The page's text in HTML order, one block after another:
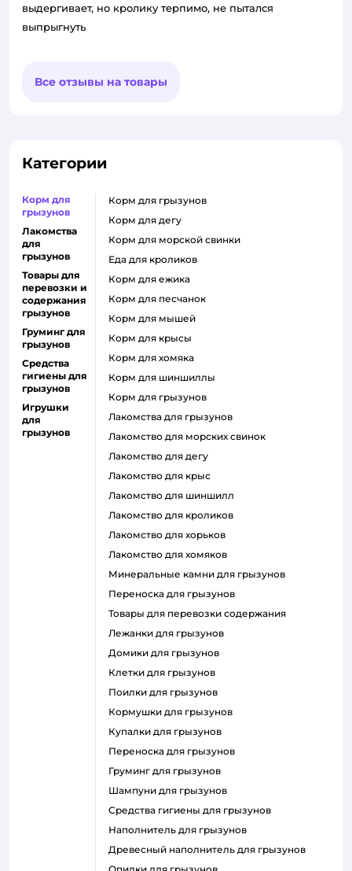
выдергивает, но кролику терпимо, не пытался
выпрыгнуть
Все отзывы на товары
Категории
Корм для
грызунов
Лакомства
для
грызунов
Товары для
перевозки и
содержания
грызунов
Груминг для
грызунов
Средства
гигиены для
грызунов
Игрушки
для
грызунов
корм для грызунов
корм для дегу
корм для морской свинки
еда для кроликов
корм для ежика
корм для песчанок
корм для мышей
корм для крысы
корм для хомяка
корм для шиншиллы
корм для грызунов
лакомства для грызунов
лакомство для морских свинок
лакомство для дегу
лакомство для крыс
лакомство для шиншилл
лакомство для кроликов
лакомство для хорьков
лакомство для хомяков
минеральные камни для грызунов
переноска для грызунов
товары для перевозки содержания
лежанки для грызунов
домики для грызунов
клетки для грызунов
поилки для грызунов
кормушки для грызунов
купалки для грызунов
переноска для грызунов
груминг для грызунов
шампуни для грызунов
средства гигиены для грызунов
наполнитель для грызунов
древесный наполнитель для грызунов